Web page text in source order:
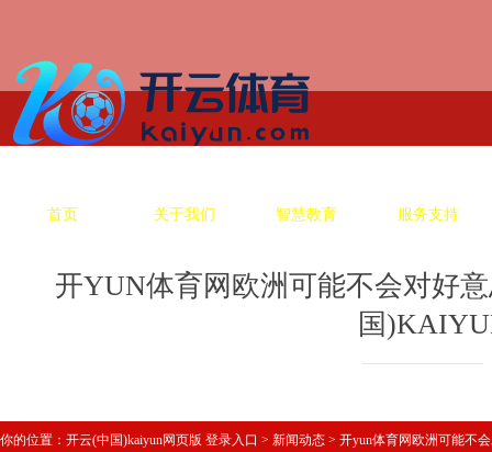
首页 关于我们 智慧教育 服务支持
开YUN体育网欧洲可能不会对好
国
你的位置： 开云(中国)kaiyun网页版 登录入口 > 新闻动态 > 开yun体育网欧洲可能不